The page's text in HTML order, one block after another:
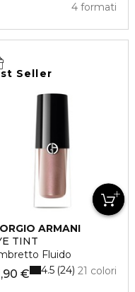
4 formati
Seller
ARMANI
TINT
Fluido
€ 21 colori
4.5 24